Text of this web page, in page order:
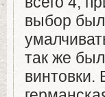
выбор был
так же
винтовки.